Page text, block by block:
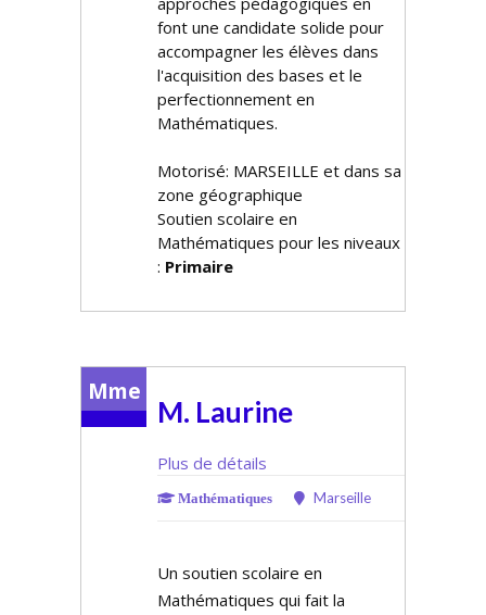
font une candidate solide pour
accompagner les élèves dans
l'acquisition des bases et le
perfectionnement en
Mathématiques.
Motorisé: MARSEILLE et dans sa
zone géographique
Soutien scolaire en
Mathématiques pour les niveaux
: Primaire
Mme
M. Laurine
Plus de détails
Mathématiques Marseille
Un soutien scolaire en
Mathématiques qui fait la